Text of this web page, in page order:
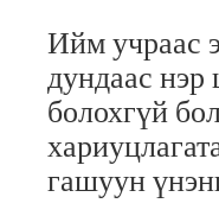
Ийм учраас
дундаас
болохгүй
гашуун